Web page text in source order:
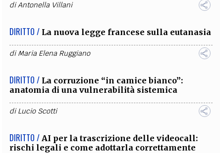
diAntonella Villani
DIRITTO / La nuova legge francese sulla eutanasia
diMaria Elena Ruggiano
DIRITTO / La corruzione “in camice bianco”:
anatomia di una vulnerabilità sistemica
diLucio Scotti
DIRITTO / AI per la trascrizione delle videocall:
rischi legali e come adottarla correttamente